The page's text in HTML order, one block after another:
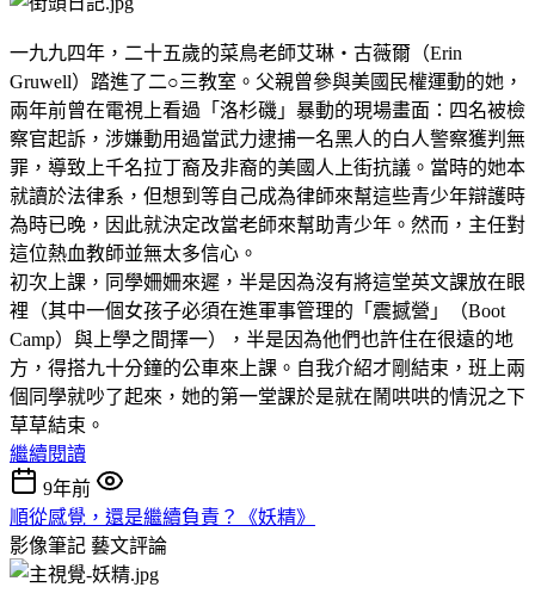
一九九四年，二十五歲的菜鳥老師艾琳‧古薇爾（Erin
Gruwell）踏進了二○三教室。父親曾參與美國民權運動的她，
兩年前曾在電視上看過「洛杉磯」暴動的現場畫面：四名被檢
察官起訴，涉嫌動用過當武力逮捕一名黑人的白人警察獲判無
罪，導致上千名拉丁裔及非裔的美國人上街抗議。當時的她本
就讀於法律系，但想到等自己成為律師來幫這些青少年辯護時
為時已晚，因此就決定改當老師來幫助青少年。然而，主任對
這位熱血教師並無太多信心。
初次上課，同學姍姍來遲，半是因為沒有將這堂英文課放在眼
裡（其中一個女孩子必須在進軍事管理的「震撼營」（Boot
Camp）與上學之間擇一），半是因為他們也許住在很遠的地
方，得搭九十分鐘的公車來上課。自我介紹才剛結束，班上兩
個同學就吵了起來，她的第一堂課於是就在鬧哄哄的情況之下
草草結束。
繼續閱讀
9年前
順從感覺，還是繼續負責？《妖精》
影像筆記 藝文評論